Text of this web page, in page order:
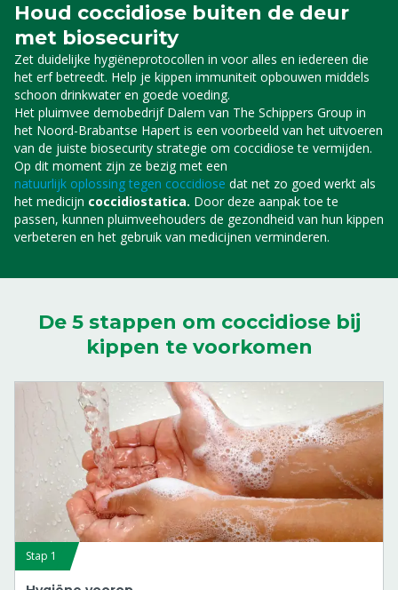
Houd coccidiose buiten de deur
met biosecurity
Zet duidelijke hygiëneprotocollen in voor alles en iedereen die
het erf betreedt. Help je kippen immuniteit opbouwen middels
schoon drinkwater en goede voeding.
Het pluimvee demobedrijf Dalem van The Schippers Group in
het Noord-Brabantse Hapert is een voorbeeld van het uitvoeren
van de juiste biosecurity strategie om coccidiose te vermijden.
Op dit moment zijn ze bezig met een
natuurlijk oplossing tegen coccidiose dat net zo goed werkt als
het medicijn coccidiostatica. Door deze aanpak toe te
passen, kunnen pluimveehouders de gezondheid van hun kippen
verbeteren en het gebruik van medicijnen verminderen.​
De 5 stappen om coccidiose bij
kippen te voorkomen
Stap 1